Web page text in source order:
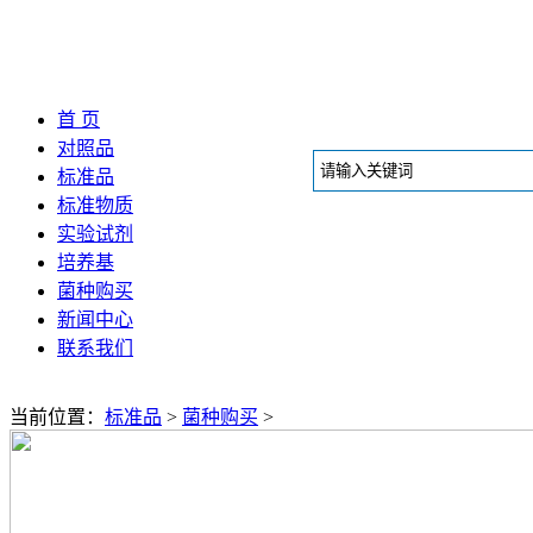
首 页
对照品
标准品
标准物质
实验试剂
培养基
菌种购买
新闻中心
联系我们
当前位置： 标准品 > 菌种购买 >